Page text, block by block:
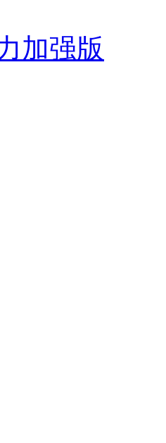
加强版